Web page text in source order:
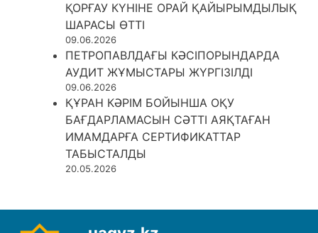
ҚОРҒАУ КҮНІНЕ ОРАЙ ҚАЙЫРЫМДЫЛЫҚ
ШАРАСЫ ӨТТІ
09.06.2026
ПЕТРОПАВЛДАҒЫ КӘСІПОРЫНДАРДА
АУДИТ ЖҰМЫСТАРЫ ЖҮРГІЗІЛДІ
09.06.2026
ҚҰРАН КӘРІМ БОЙЫНША ОҚУ
БАҒДАРЛАМАСЫН СӘТТІ АЯҚТАҒАН
ИМАМДАРҒА СЕРТИФИКАТТАР
ТАБЫСТАЛДЫ
20.05.2026